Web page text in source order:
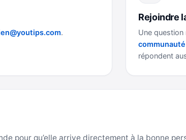
.
Rejoindre
Une question
répondent
pour qu’elle arrive directement à la bonne